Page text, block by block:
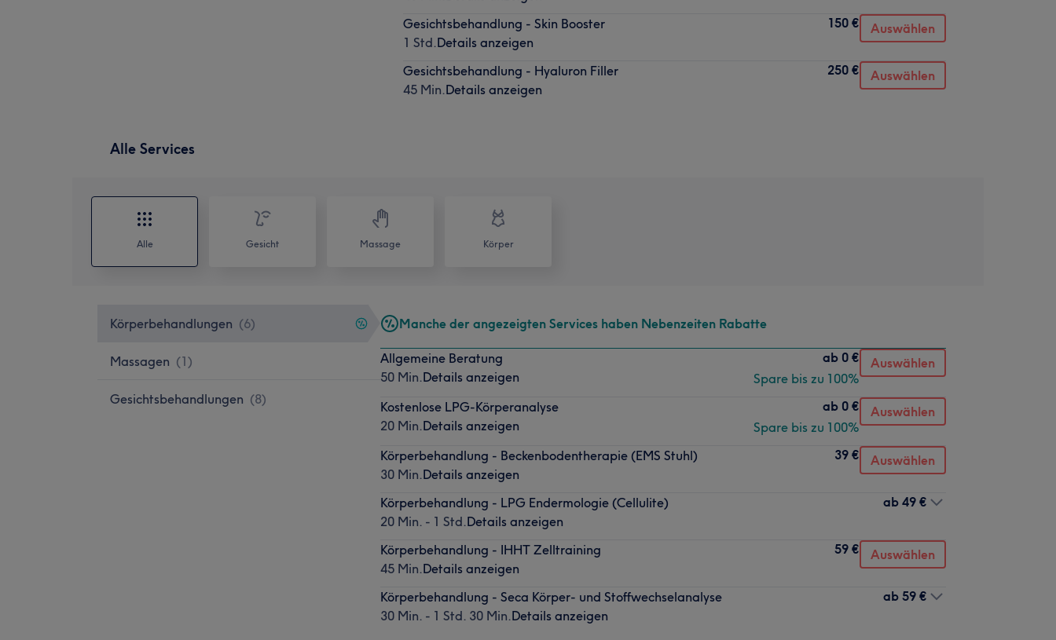
Gesichtsbehandlung - Skin Booster
1 Std.Details anzeigen
150 € Auswählen
Gesichtsbehandlung - Hyaluron Filler
45 Min.Details anzeigen
250 € Auswählen
Alle Services
Alle Gesicht Massage Körper
Körperbehandlungen (6)
Massagen (1)
Gesichtsbehandlungen (8)
Manche der angezeigten Services haben Nebenzeiten Rabatte
Allgemeine Beratung
50 Min.Details anzeigen
ab 0 €
Spare bis zu 100%
Auswählen
Kostenlose LPG-Körperanalyse
20 Min.Details anzeigen
ab 0 €
Spare bis zu 100%
Auswählen
Körperbehandlung - Beckenbodentherapie (EMS Stuhl)
30 Min.Details anzeigen
39 € Auswählen
Körperbehandlung - LPG Endermologie (Cellulite)
20 Min. - 1 Std.Details anzeigen
ab 49 €
Körperbehandlung - IHHT Zelltraining
45 Min.Details anzeigen
59 € Auswählen
Körperbehandlung - Seca Körper- und Stoffwechselanalyse
30 Min. - 1 Std. 30 Min.Details anzeigen
ab 59 €